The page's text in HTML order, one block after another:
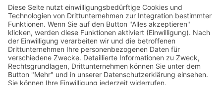
Kontakt Messen Zahlen und Fakten Downloads